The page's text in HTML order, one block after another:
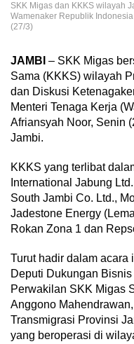
SKK Migas dan KKKS wilayah
Wamenaker Republik
(27/3)
JAMBI – SKK Migas
Sama (KKKS) wilayah
dan Diskusi
Menteri Tenaga Kerja
Afriansyah Noor, Senin
Jambi.
KKKS yang terlibat
International Jabung
South Jambi Co. Ltd.,
Jadestone Energy
Rokan Zona 1 dan
Turut hadir dalam acara
Deputi Dukungan
Perwakilan SKK Migas
Anggono
Transmigrasi Provinsi
yang beroperasi di